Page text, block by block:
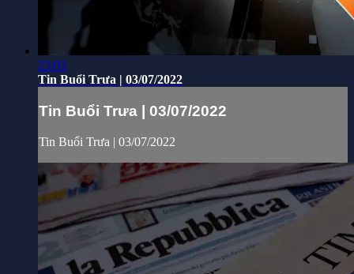
23:03
Tin Buổi Trưa | 03/07/2022
Tin Buổi Trưa | 03/07/2022
Tin Buổi Trưa | 03/07/2022